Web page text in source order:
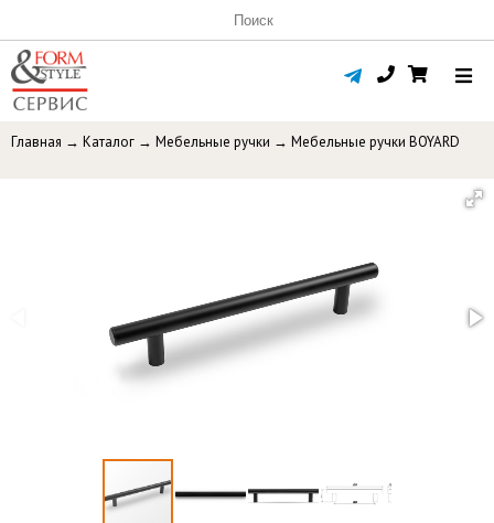
Главная → Каталог → Мебельные ручки → Мебельные ручки BOYARD